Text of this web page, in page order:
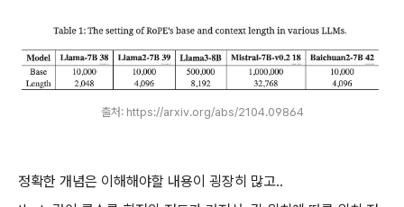
출처: https://arxiv.org/abs/2104.09864
정확한 개념은 이해해야할 내용이 굉장히 많고..